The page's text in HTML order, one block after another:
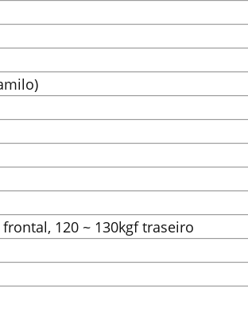
120 ~ 130kgf traseiro